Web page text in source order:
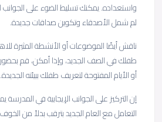
واستعداده. يمكنك تسليط الضوء على الجوانب
لم شمل الأصدقاء وتكوين صداقات جديدة.
ناقش أيضًا الموضوعات أو الأنشطة المثيرة
طفلك في الصف الجديد، وإذا أمكن، قم بحضور
أو الأيام المفتوحة لتعريف طفلك ببيئته الجديدة.
إن التركيز على الجوانب الإيجابية في
التعامل مع العام الجديد بترقب بدلاً من